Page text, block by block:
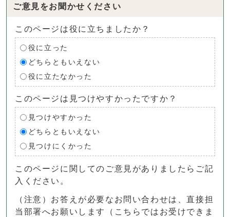
ご意見をお聞かせください
このページは役に立ちましたか？
役に立った
どちらともいえない
役に立たなかった
このページは見つけやすかったですか？
見つけやすかった
どちらともいえない
見つけにくかった
このページに関してのご意見がありましたらご記
入ください。
（注意）お答えが必要なお問い合わせは、直接担
当部署へお願いします（こちらではお受けできま